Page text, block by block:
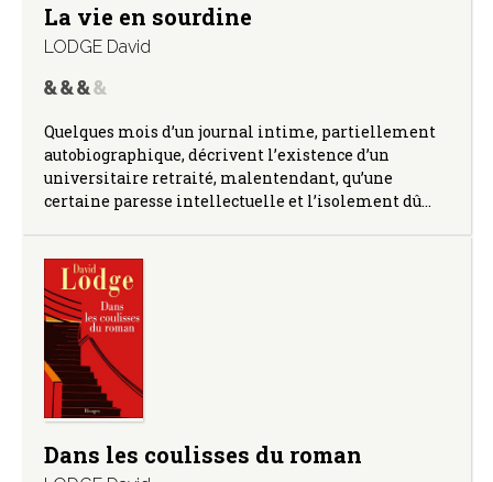
La vie en sourdine
LODGE David
Quelques mois d’un journal intime, partiellement
autobiographique, décrivent l’existence d’un
universitaire retraité, malentendant, qu’une
certaine paresse intellectuelle et l’isolement dû…
Dans les coulisses du roman